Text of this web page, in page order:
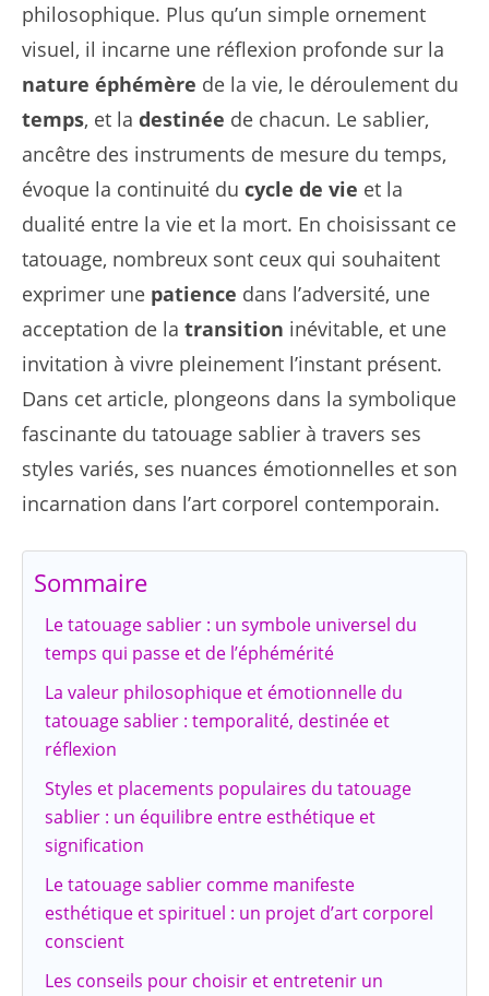
philosophique. Plus qu’un simple ornement
visuel, il incarne une réflexion profonde sur la
nature éphémère de la vie, le déroulement du
temps, et la destinée de chacun. Le sablier,
ancêtre des instruments de mesure du temps,
évoque la continuité du cycle de vie et la
dualité entre la vie et la mort. En choisissant ce
tatouage, nombreux sont ceux qui souhaitent
exprimer une patience dans l’adversité, une
acceptation de la transition inévitable, et une
invitation à vivre pleinement l’instant présent.
Dans cet article, plongeons dans la symbolique
fascinante du tatouage sablier à travers ses
styles variés, ses nuances émotionnelles et son
incarnation dans l’art corporel contemporain.
Sommaire
Le tatouage sablier : un symbole universel du
temps qui passe et de l’éphémérité
La valeur philosophique et émotionnelle du
tatouage sablier : temporalité, destinée et
réflexion
Styles et placements populaires du tatouage
sablier : un équilibre entre esthétique et
signification
Le tatouage sablier comme manifeste
esthétique et spirituel : un projet d’art corporel
conscient
Les conseils pour choisir et entretenir un